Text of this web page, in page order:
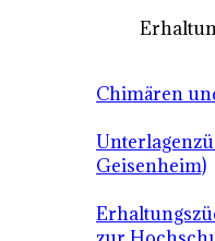
Chimären
Geisenheim)